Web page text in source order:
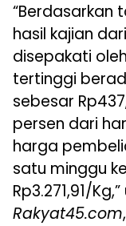
“Berdasarkan
hasil kajian
disepakati
tertinggi
sebesar
persen dari
harga
satu minggu
Rp3.271,91/
Rakyat45.com